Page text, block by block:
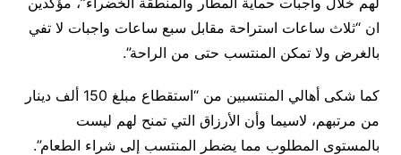
ان “ثلاث ساعات استراحة مقابل سبع ساعات واجبات لا تفي
بالغرض ولا تمكن المنتسب حتى من الراحة”.
كما شكى أهالي المنتسبين من “استقطاع مبلغ 150 ألف دينار
من مرتبهم، لاسيما وأن الأرزاق التي تمنح لهم ليست
بالمستوى المطلوب مما يضطر المنتسب إلى شراء الطعام”.